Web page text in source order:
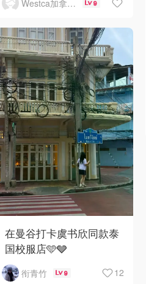
Westca加拿大生活 9
在曼谷打卡虞书欣同款泰
国校服店🩵🩶
衔青竹 9 12